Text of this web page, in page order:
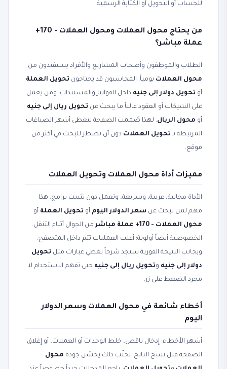
للحساب أو التحويل أو الكتابة الرسمية.
من يحتاج محول العملات ومحول العملات - 170+
عملة مباشر؟
الطلاب والموظفون وأصحاب المشاريع والأفراد يستفيدون من
محول العملات يومياً. المحاسبون قد يحتاجون تحويل العملة
أو تحويل دولار إلى جنيه داخل الفواتير والمستندات. ومن يعمل
على الشيكات أو العقود غالباً ما يبحث عن تحويل ريال إلى جنيه
أو محول الريال. لهذا صُممت الصفحة لتغطي أشهر الصياغات
المرتبطة بـ تحويل العملات دون أن تضطر للبحث في أكثر من
موقع.
مميزات أداة محول العملات وتحويل العملات
الأداة مجانية، عربية، وسريعة، وتعمل دون تثبيت برامج. هذا
مهم لمن يبحث عن سعر الدولار اليوم أو تحويل العملة أو
محول العملات - 170+ عملة مباشر
من الجوال أثناء التنقل.
الخصوصية أيضاً أولوية؛ أغلب العمليات تتم داخل المتصفح.
وبجانب النتيجة الفورية ستجد شرحاً يغطي عبارات مثل تحويل
دولار إلى جنيه وتحويل ريال إلى جنيه حتى تفهم الاستخدام لا
مجرد الضغط على زر.
أخطاء شائعة في محول العملات وسعر الدولار
اليوم
أشهر الأخطاء: إدخال ناقص، خلط الوحدات أو العملات، أو إغلاق
الصفحة قبل نسخ الناتج. تجنّب ذلك يحسّن جودة محول